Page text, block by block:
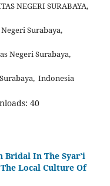
NEGERI SURABAYA,
Surabaya,
Negeri Surabaya,
Indonesia
40
In The Syar’i
Local Culture Of